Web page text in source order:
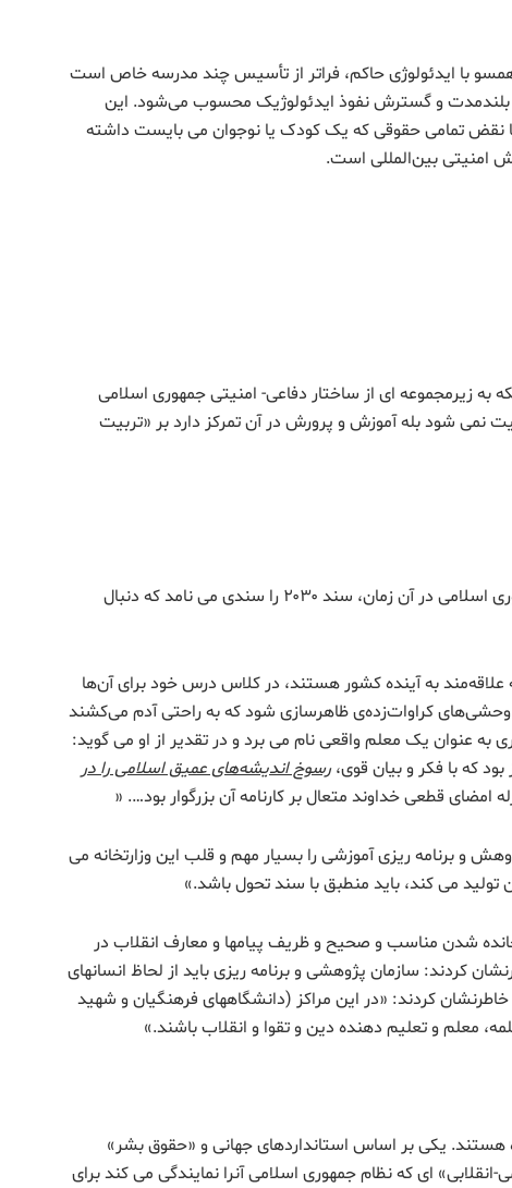
با ایدئولوژی حاکم، فراتر از تأسیس چند مدرسه خاص است
بلندمدت و گسترش نفوذ ایدئولوژیک محسوب می‌شود. این
نقض تمامی حقوقی که یک کودک یا نوجوان می بایست داشته
امنیتی بین‌المللی است.
زیرمجموعه ای از ساختار دفاعی- امنیتی جمهوری اسلامی
شود بله آموزش و پرورش در آن تمرکز دارد بر «تربیت
۱۱ اردیبهشت ۱۳۹۸، روز معلم، علی خامنه ای رهبر جمهوری اسلامی در آن زمان، سند ۲۰۳۰ را سندی می نامد که دنبال
علاقه‌مند به آینده کشور هستند، در کلاس درس خود برای آن‌ها
وحشی‌های کراوات‌زده‌ی ظاهرسازی شود که به راحتی آدم می‌کشند
عنوان یک معلم واقعی نام می برد و در تقدیر از او می گوید:
که با فکر و بیان قوی،رسوخ اندیشه‌های عمیق اسلامی را در
امضای قطعی خداوند متعال بر کارنامه آن بزرگوار بود…. «
و برنامه ریزی آموزشی را بسیار مهم و قلب این وزارتخانه می
می کند، باید منطبق با سند تحول باشد.»
شدن مناسب و صحیح و ظریف پیامها و معارف انقلاب در
کردند: سازمان پژوهشی و برنامه ریزی باید از لحاظ انسانهای
کردند: «در این مراکز (دانشگاههای فرهنگیان و شهید
معلم و تعلیم دهنده دین و تقوا و انقلاب باشند.»
هستند. یکی بر اساس استانداردهای جهانی و «حقوق بشر»
ای که نظام جمهوری اسلامی آنرا نمایندگی می کند برای